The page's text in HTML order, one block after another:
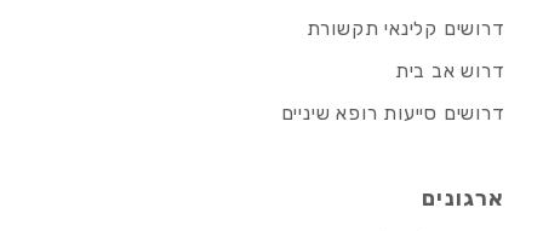
דרושים קלינאי תקשורת
דרוש אב בית
דרושים סייעות רופא שיניים
ארגונים